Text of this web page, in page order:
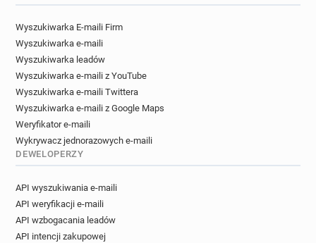
Wyszukiwarka E-maili Firm
Wyszukiwarka e-maili
Wyszukiwarka leadów
Wyszukiwarka e-maili z YouTube
Wyszukiwarka e-maili Twittera
Wyszukiwarka e-maili z Google Maps
Weryfikator e-maili
Wykrywacz jednorazowych e-maili
DEWELOPERZY
API wyszukiwania e-maili
API weryfikacji e-maili
API wzbogacania leadów
API intencji zakupowej